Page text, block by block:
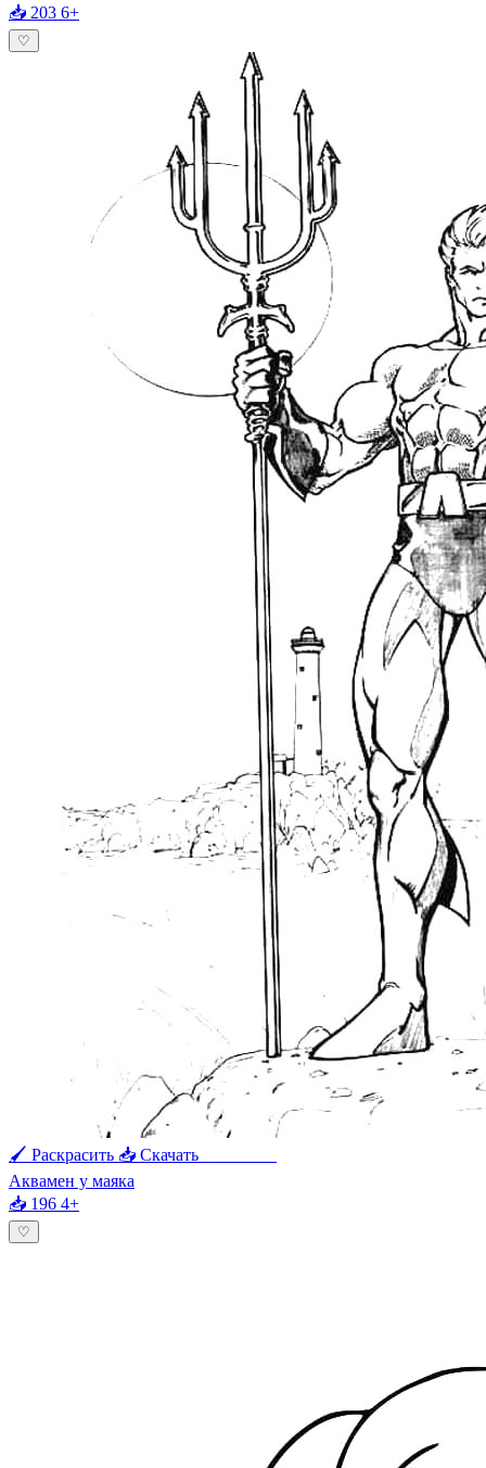
📥 203 6+
♡
🖌 Раскрасить 📥 Скачать
Аквамен у маяка
📥 196 4+
♡